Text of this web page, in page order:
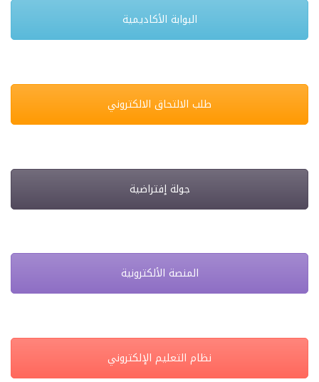
البوابة الأكاديمية
طلب الالتحاق الالكتروني
جولة إفتراضية
المنصة الألكترونية
نظام التعليم الإلكتروني